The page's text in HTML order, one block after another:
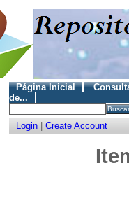
Página Inicial
de...
Login| Create Account